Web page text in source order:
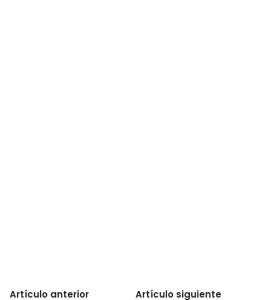
Artículo anterior Artículo siguiente